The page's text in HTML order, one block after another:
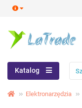
Katalog
Elektronarzędzia